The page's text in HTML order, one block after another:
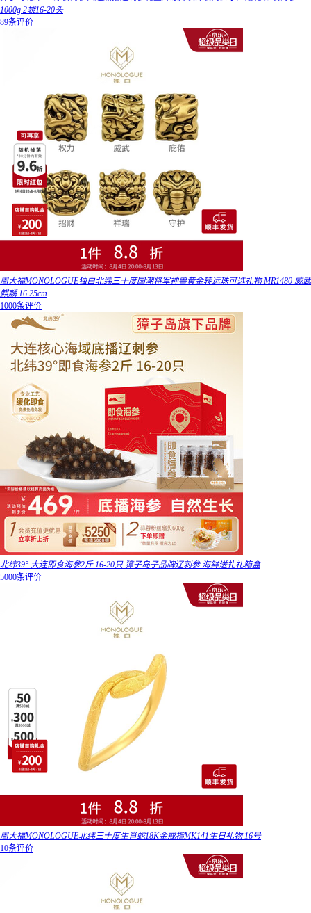
1000g 2袋16-20头
89条评价
周大福MONOLOGUE独白北纬三十度国潮将军神兽黄金转运珠可选礼物 MR1480 威武
麒麟 16.25cm
1000条评价
北纬39° 大连即食海参2斤 16-20只 獐子岛子品牌辽刺参 海鲜送礼礼箱盒
5000条评价
周大福MONOLOGUE北纬三十度生肖蛇18K金戒指MK141生日礼物 16号
10条评价